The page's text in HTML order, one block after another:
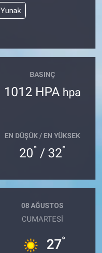
Yunak
BASINÇ
1012 HPA hpa
EN DÜŞÜK / EN YÜKSEK
20° / 32°
08 AĞUSTOS
CUMARTESI
27°